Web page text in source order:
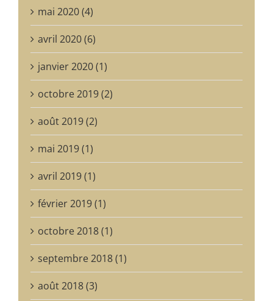
mai 2020 (4)
avril 2020 (6)
janvier 2020 (1)
octobre 2019 (2)
août 2019 (2)
mai 2019 (1)
avril 2019 (1)
février 2019 (1)
octobre 2018 (1)
septembre 2018 (1)
août 2018 (3)